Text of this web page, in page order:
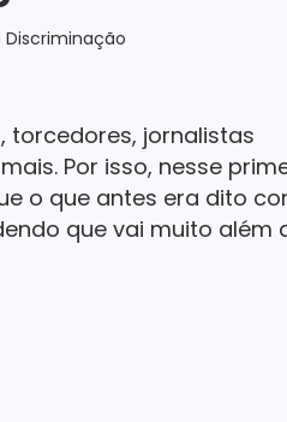
torcedores, jornalistas
Por isso, nesse
o que antes era dito
que vai muito além